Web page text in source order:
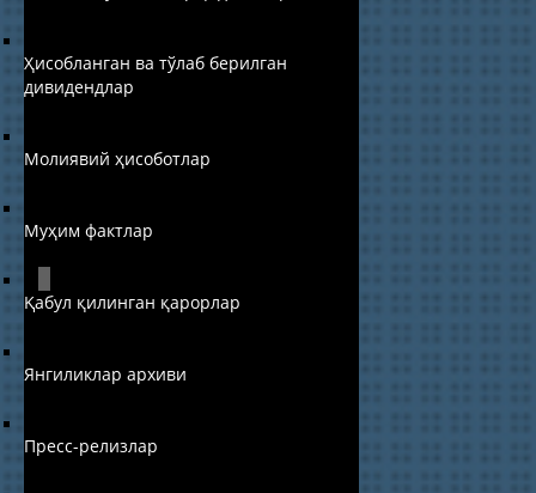
Ҳисобланган ва тўлаб берилган
дивидендлар
Молиявий ҳисоботлар
Муҳим фактлар
Қабул қилинган қарорлар
Янгиликлар архиви
Пресс-релизлар